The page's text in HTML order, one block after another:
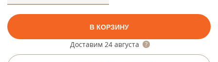
В КОРЗИНУ
Доставим 24 августа